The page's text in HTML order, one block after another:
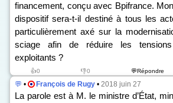
financement, conçu avec Bpifrance.
dispositif sera-t-il destiné à tous les
particulièrement axé sur la
sciage afin de réduire les
exploitants ?
👍0 👎0 💬Répondre
💬 • François de Rugy • 2018 juin 27
La parole est à M. le ministre d’État,